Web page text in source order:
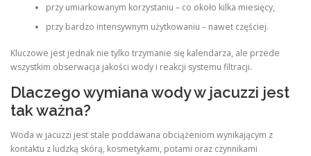
przy umiarkowanym korzystaniu – co około kilka miesięcy,
przy bardzo intensywnym użytkowaniu – nawet częściej.
Kluczowe jest jednak nie tylko trzymanie się kalendarza, ale przede
wszystkim obserwacja jakości wody i reakcji systemu filtracji.
Dlaczego wymiana wody w jacuzzi jest
tak ważna?
Woda w jacuzzi jest stale poddawana obciążeniom wynikającym z
kontaktu z ludzką skórą, kosmetykami, potami oraz czynnikami